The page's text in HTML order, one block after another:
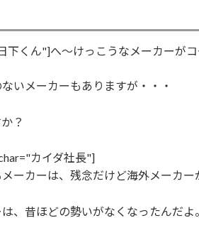
下くん"]へ～けっこうなメーカーが
いメーカーもありますが・・・
？
カイダ社長"]
ーカーは、残念だけど海外メーカー
、昔ほどの勢いがなくなったんだ